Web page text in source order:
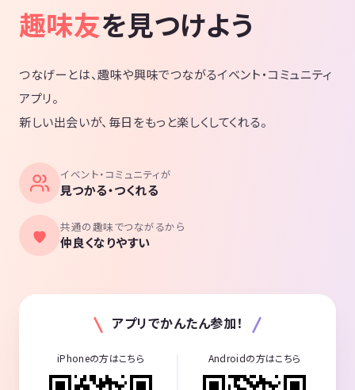
趣味友を見つけよう
つなげーとは、趣味や興味でつながるイベント・コミュニティ
アプリ。
新しい出会いが、毎日をもっと楽しくしてくれる。
イベント・コミュニティが
見つかる・つくれる
共通の趣味でつながるから
仲良くなりやすい
アプリでかんたん参加！
iPhoneの方はこちら Androidの方はこちら